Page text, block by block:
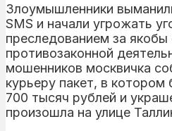
Злоумышленники
SMS и начали угрожать
преследованием за якобы
противозаконной
мошенников москвичка
курьеру пакет, в
700 тысяч рублей и
произошла на улице